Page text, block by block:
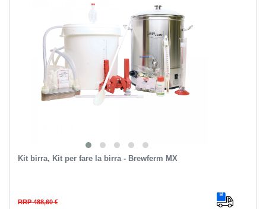
Kit birra, Kit per fare la birra - Brewferm MX
RRP 488,60 €